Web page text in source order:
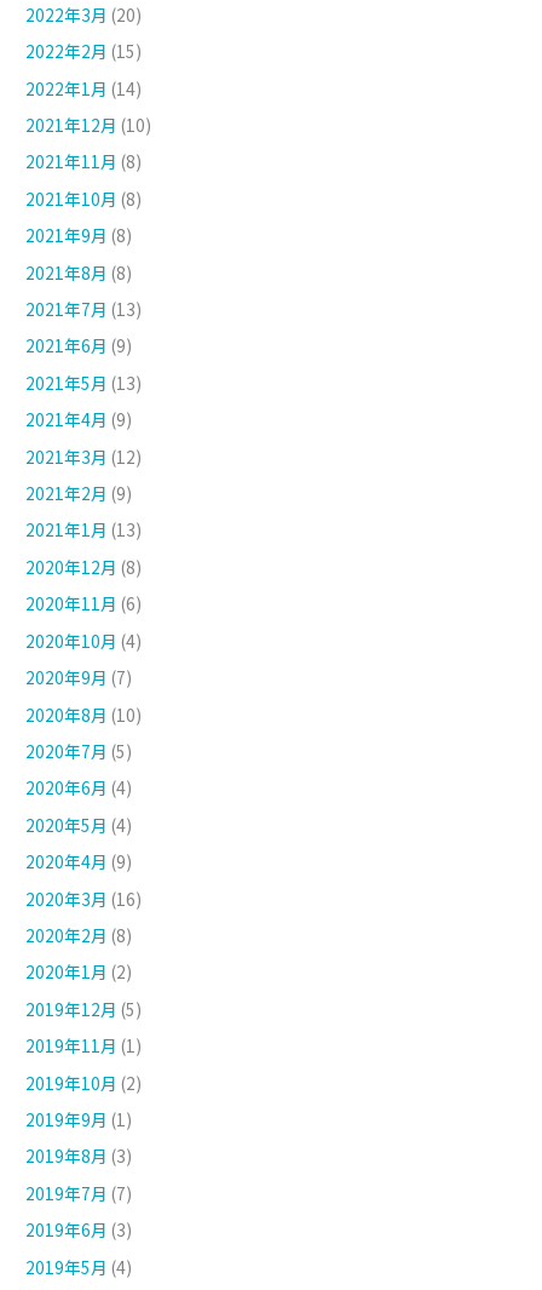
2022年3月 (20)
2022年2月 (15)
2022年1月 (14)
2021年12月 (10)
2021年11月 (8)
2021年10月 (8)
2021年9月 (8)
2021年8月 (8)
2021年7月 (13)
2021年6月 (9)
2021年5月 (13)
2021年4月 (9)
2021年3月 (12)
2021年2月 (9)
2021年1月 (13)
2020年12月 (8)
2020年11月 (6)
2020年10月 (4)
2020年9月 (7)
2020年8月 (10)
2020年7月 (5)
2020年6月 (4)
2020年5月 (4)
2020年4月 (9)
2020年3月 (16)
2020年2月 (8)
2020年1月 (2)
2019年12月 (5)
2019年11月 (1)
2019年10月 (2)
2019年9月 (1)
2019年8月 (3)
2019年7月 (7)
2019年6月 (3)
2019年5月 (4)